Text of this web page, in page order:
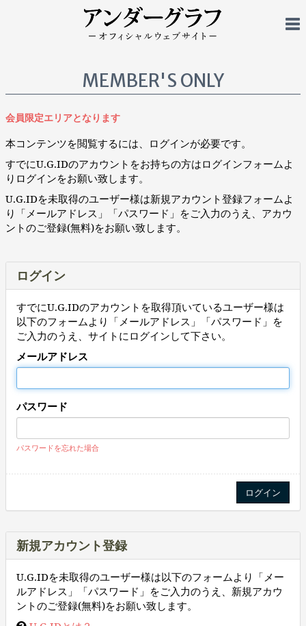
MEMBER'S ONLY
会員限定エリアとなります
本コンテンツを閲覧するには、ログインが必要です。
すでにU.G.IDのアカウントをお持ちの方はログインフォームよ
りログインをお願い致します。
U.G.IDを未取得のユーザー様は新規アカウント登録フォームよ
り「メールアドレス」「パスワード」をご入力のうえ、アカウ
ントのご登録(無料)をお願い致します。
ログイン
すでにU.G.IDのアカウントを取得頂いているユーザー様は
以下のフォームより「メールアドレス」「パスワード」を
ご入力のうえ、サイトにログインして下さい。
メールアドレス
パスワード
パスワードを忘れた場合
新規アカウント登録
U.G.IDを未取得のユーザー様は以下のフォームより「メー
ルアドレス」「パスワード」をご入力のうえ、新規アカウ
ントのご登録(無料)をお願い致します。